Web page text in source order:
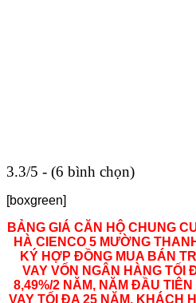
3.3/5 - (6 bình chọn)
[boxgreen]
BẢNG GIÁ CĂN HỘ CHUNG
HÀ CIENCO 5 MƯỜNG
KÝ HỢP ĐỒNG MUA BÁN
VAY VỐN NGÂN HÀNG TỐI
8,49%/2 NĂM, NĂM ĐẦU
VAY TỐI ĐA 25 NĂM. KHÁCH